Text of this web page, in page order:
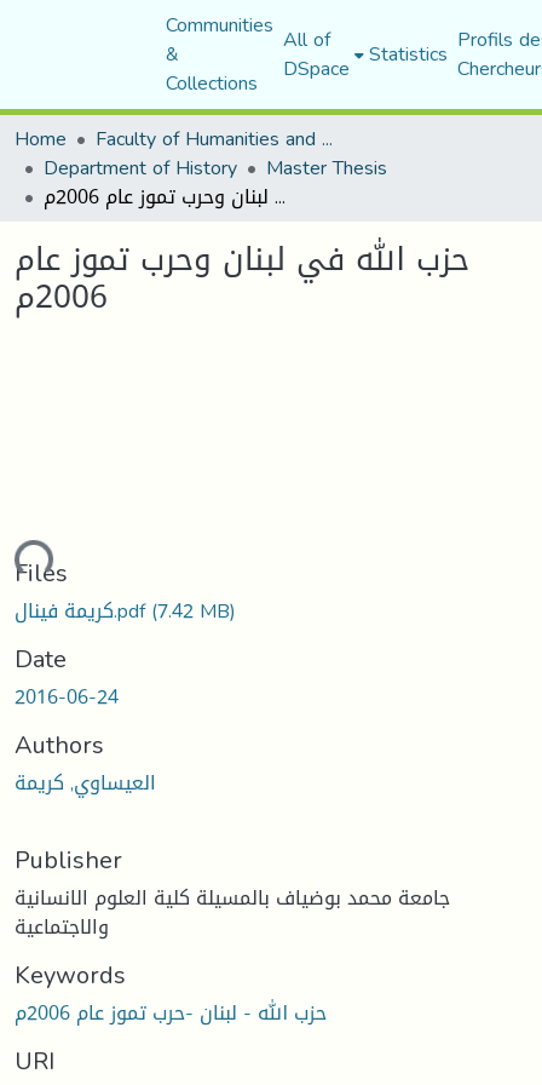
Communities
&
Collections
All of
DSpace Statistics Profils
Home
Faculty of Humanities and Social Sciences
Department of History Master Thesis
حزب الله في لبنان وحرب تموز عام 2006م
حزب الله في لبنان وحرب تموز عام
2006م
Files
كريمة فينال.pdf(7.42 MB)
Date
2016-06-24
Authors
العيساوي, كريمة
Publisher
جامعة محمد بوضياف بالمسيلة كلية العلوم الانسانية
والاجتماعية
Keywords
حزب الله - لبنان -حرب تموز عام 2006م
URI